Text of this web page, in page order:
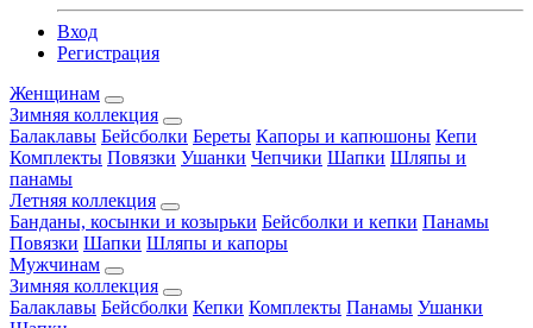
Вход
Регистрация
Женщинам
Зимняя коллекция
Балаклавы Бейсболки Береты Капоры и капюшоны Кепи
Комплекты Повязки Ушанки Чепчики Шапки Шляпы и
панамы
Летняя коллекция
Банданы, косынки и козырьки Бейсболки и кепки Панамы
Повязки Шапки Шляпы и капоры
Мужчинам
Зимняя коллекция
Балаклавы Бейсболки Кепки Комплекты Панамы Ушанки